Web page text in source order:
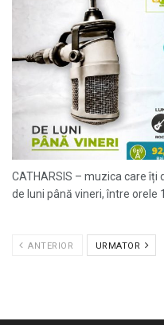
CATHARSIS – muzica care
de luni până vineri, între orele
ANTERIOR URMATOR